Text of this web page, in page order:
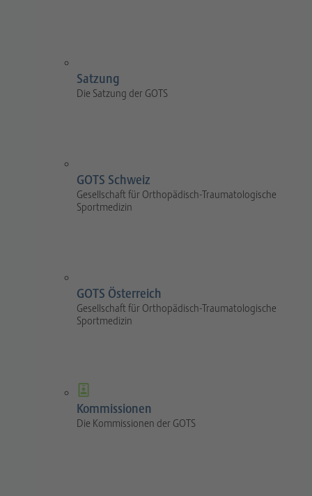
Satzung
Die Satzung der GOTS
GOTS Schweiz
Gesellschaft für Orthopädisch-Traumatologische
Sportmedizin
GOTS Österreich
Gesellschaft für Orthopädisch-Traumatologische
Sportmedizin
Kommissionen
Die Kommissionen der GOTS